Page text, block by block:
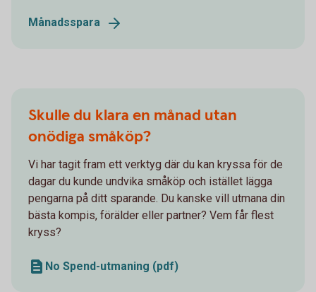
Månadsspara
Skulle du klara en månad utan
onödiga småköp?
Vi har tagit fram ett verktyg där du kan kryssa för de
dagar du kunde undvika småköp och istället lägga
pengarna på ditt sparande. Du kanske vill utmana din
bästa kompis, förälder eller partner? Vem får flest
kryss?
No Spend-utmaning (pdf)